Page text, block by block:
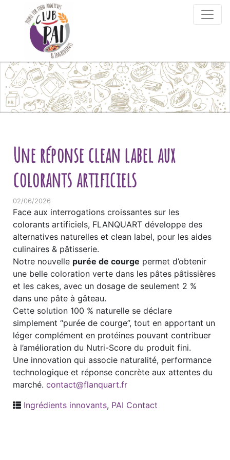
Skip to content
Une réponse clean label aux
colorants artificiels
02/06/2026
Face aux interrogations croissantes sur les
colorants artificiels, FLANQUART développe des
alternatives naturelles et clean label, pour les aides
culinaires & pâtisserie.
Notre nouvelle purée de courge permet d’obtenir
une belle coloration verte dans les pâtes pâtissières
et les cakes, avec un dosage de seulement 2 %
dans une pâte à gâteau.
Cette solution 100 % naturelle se déclare
simplement “purée de courge”, tout en apportant un
léger complément en protéines pouvant contribuer
à l’amélioration du Nutri-Score du produit fini.
Une innovation qui associe naturalité, performance
technologique et réponse concrète aux attentes du
marché. contact@flanquart.fr
Ingrédients innovants, PAI Contact